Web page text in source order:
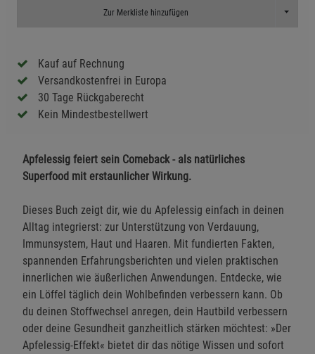
Zur Merkliste hinzufügen Toggle
Kauf auf Rechnung
Versandkostenfrei in Europa
30 Tage Rückgaberecht
Kein Mindestbestellwert
Apfelessig feiert sein Comeback - als natürliches
Superfood mit erstaunlicher Wirkung.
Dieses Buch zeigt dir, wie du Apfelessig einfach in deinen
Alltag integrierst: zur Unterstützung von Verdauung,
Immunsystem, Haut und Haaren. Mit fundierten Fakten,
spannenden Erfahrungsberichten und vielen praktischen
innerlichen wie äußerlichen Anwendungen. Entdecke, wie
ein Löffel täglich dein Wohlbefinden verbessern kann. Ob
du deinen Stoffwechsel anregen, dein Hautbild verbessern
oder deine Gesundheit ganzheitlich stärken möchtest: »Der
Apfelessig-Effekt« bietet dir das nötige Wissen und sofort